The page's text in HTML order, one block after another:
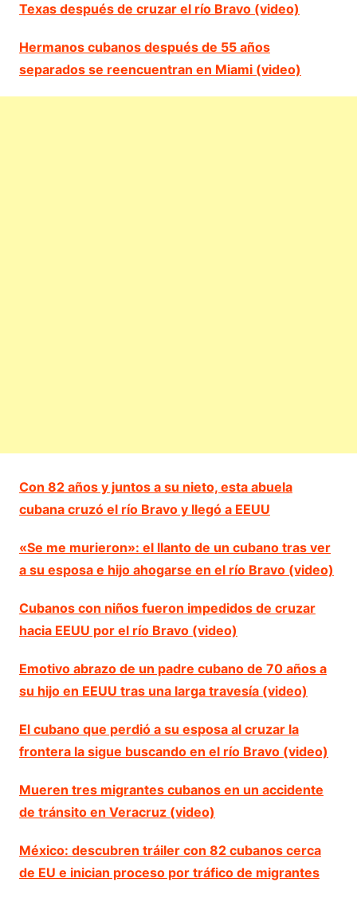
Texas después de cruzar el río Bravo (video)
Hermanos cubanos después de 55 años
separados se reencuentran en Miami (video)
Con 82 años y juntos a su nieto, esta abuela
cubana cruzó el río Bravo y llegó a EEUU
«Se me murieron»: el llanto de un cubano tras ver
a su esposa e hijo ahogarse en el río Bravo (video)
Cubanos con niños fueron impedidos de cruzar
hacia EEUU por el río Bravo (video)
Emotivo abrazo de un padre cubano de 70 años a
su hijo en EEUU tras una larga travesía (video)
El cubano que perdió a su esposa al cruzar la
frontera la sigue buscando en el río Bravo (video)
Mueren tres migrantes cubanos en un accidente
de tránsito en Veracruz (video)
México: descubren tráiler con 82 cubanos cerca
de EU e inician proceso por tráfico de migrantes